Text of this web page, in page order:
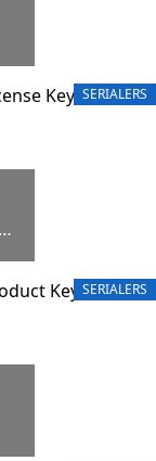
SERIALERS
SERIALERS